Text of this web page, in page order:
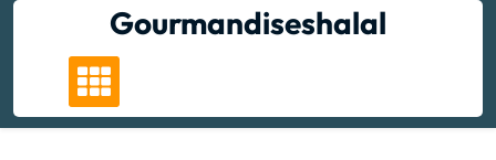
Gourmandiseshalal